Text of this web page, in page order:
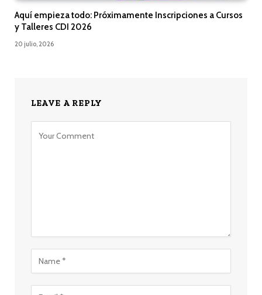
Aquí empieza todo: Próximamente Inscripciones a Cursos
y Talleres CDI 2026
20 julio, 2026
LEAVE A REPLY